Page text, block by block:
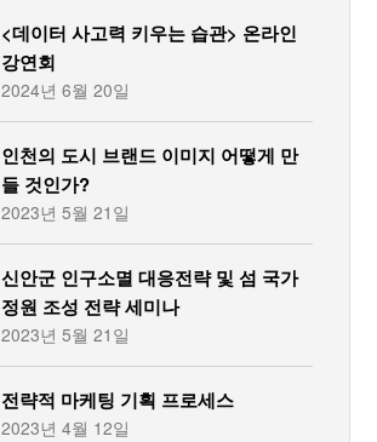
<데이터 사고력 키우는 습관> 온라인
강연회
2024년 6월 20일
인천의 도시 브랜드 이미지 어떻게 만
들 것인가?
2023년 5월 21일
신안군 인구소멸 대응전략 및 섬 국가
정원 조성 전략 세미나
2023년 5월 21일
전략적 마케팅 기획 프로세스
2023년 4월 12일